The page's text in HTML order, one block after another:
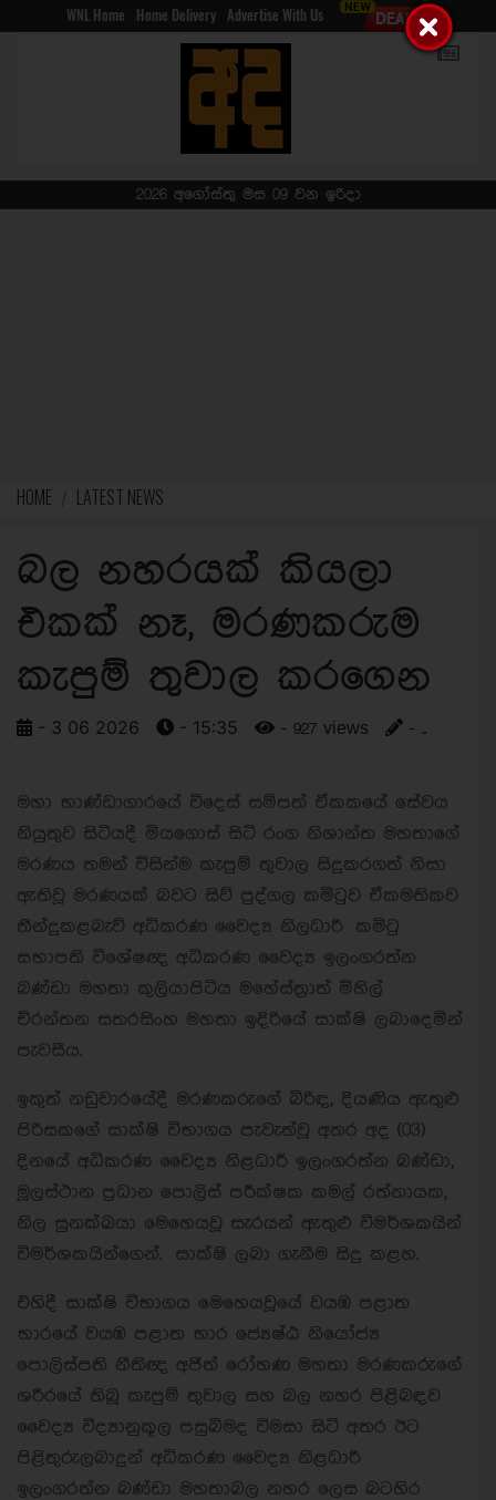
WNL Home Home Delivery Advertise With Us
2026 අගෝස්තු මස 09 වන ඉරිදා
HOME LATEST NEWS
බල නහරයක් කියලා
එකක් නෑ, මරණකරුම
කැපුම් තුවාල කරගෙන
- 3 06 2026 - 15:35 - 927 views - ..
මහා භාණ්ඩාගාරයේ විදෙස් සම්පත් ඒකකයේ සේවය
නියුතුව සිටියදී මියගොස් සිටි රංග නිශාන්ත මහතාගේ
මරණය තමන් විසින්ම කැපුම් තුවාල සිදුකරගත් නිසා
ඇතිවූ මරණයක් බවට සිව් පුද්ගල කමිටුව ඒකමතිකව
තීන්දුකළබැව් අධිකරණ වෛද්‍ය නිලධාරී කමිටු
සභාපති විශේෂඥ අධිකරණ වෛද්‍ය ඉලංගරත්න
බණ්ඩා මහතා කුලියාපිටිය මහේස්ත්‍රාත් මිහිල්
චිරන්තන සතරසිංහ මහතා ඉදිරියේ සාක්ෂි ලබාදෙමින්
පැවසීය.
ඉකුත් නඩුවාරයේදී මරණකරුගේ බිරිඳ, දියණිය ඇතුළු
පිරිසකගේ සාක්ෂි විභාගය පැවැත්වූ අතර අද (03)
දිනයේ අධිකරණ වෛද්‍ය නිළධාරී ඉලංගරත්න බණ්ඩා,
මූලස්ථාන ප්‍රධාන පොලිස් පරීක්ෂක කමල් රත්නායක,
නිල සුනක්ඛයා මෙහෙයවූ සැරයන් ඇතුළු විමර්ශකයින්
විමර්ශකයින්ගෙන්. සාක්ෂි ලබා ගැනීම සිදු කළහ.
එහිදී සාක්ෂි විභාගය මෙහෙයවූයේ වයඹ පළාත
භාරයේ වයඹ පළාත භාර ජ්‍යෙෂ්ඨ නියෝජ්‍ය
පොලිස්පති නීතිඥ අජිත් රෝහණ මහතා මරණකරුගේ
ශරීරයේ තිබූ කැපුම් තුවාල සහ බල නහර පිළිබඳව
වෛද්‍ය විද්‍යානුකූල පසුබිමද විමසා සිටි අතර ඊට
පිළිතුරුලබාදුන් අධිකරණ වෛද්‍ය නිළධාරී
ඉලංගරත්න බණ්ඩා මහතාබල නහර ලෙස බටහිර